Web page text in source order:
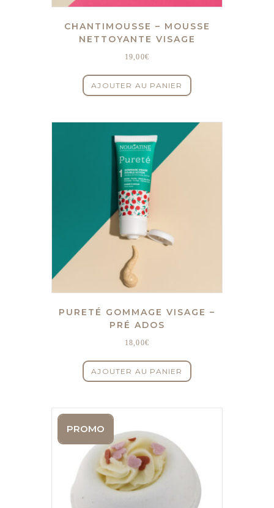
CHANTIMOUSSE – MOUSSE
NETTOYANTE VISAGE
19,00€
AJOUTER AU PANIER
PURETÉ GOMMAGE VISAGE –
PRÉ ADOS
18,00€
AJOUTER AU PANIER
PROMO